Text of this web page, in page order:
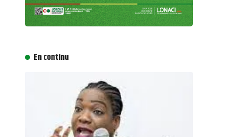
En continu